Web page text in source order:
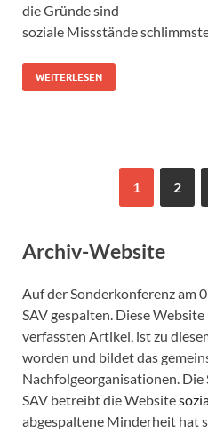
die Gründe sind
soziale Missstände
WEITERLESEN
1 2
Archiv-Website
Auf der Sonderkonferenz am
SAV gespalten. Diese
verfassten Artikel, ist zu
worden und bildet das
Nachfolgeorganisationen.
SAV betreibt die Website
abgespaltene Minderheit hat